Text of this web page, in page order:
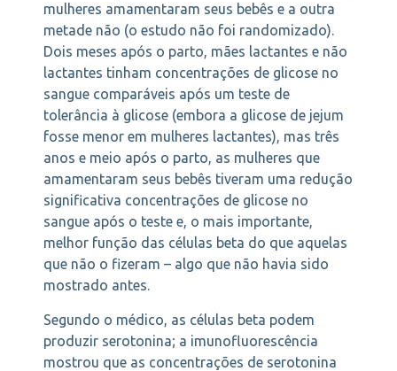
mulheres amamentaram seus bebês e a outra
metade não (o estudo não foi randomizado).
Dois meses após o parto, mães lactantes e não
lactantes tinham concentrações de glicose no
sangue comparáveis após um teste de
tolerância à glicose (embora a glicose de jejum
fosse menor em mulheres lactantes), mas três
anos e meio após o parto, as mulheres que
amamentaram seus bebês tiveram uma redução
significativa concentrações de glicose no
sangue após o teste e, o mais importante,
melhor função das células beta do que aquelas
que não o fizeram – algo que não havia sido
mostrado antes.
Segundo o médico, as células beta podem
produzir serotonina; a imunofluorescência
mostrou que as concentrações de serotonina